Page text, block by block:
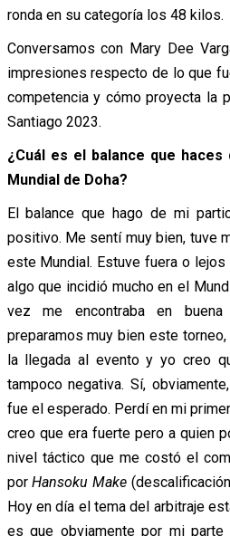
ronda en su categoría los 48 kilos.
Conversamos con Mary Dee
impresiones respecto de lo que
competencia y cómo proyecta la
Santiago 2023.
¿Cuál es el balance que
Mundial de Doha?
El balance que hago de mi
positivo. Me sentí muy bien, tuve
este Mundial. Estuve fuera o
algo que incidió mucho en el
vez me encontraba en
preparamos muy bien este
la llegada al evento y yo creo
tampoco negativa. Sí,
fue el esperado. Perdí en mi
creo que era fuerte pero a quien
nivel táctico que me costó el
porHansoku Make
Hoy en día el tema del arbitraje
es que obviamente por mi